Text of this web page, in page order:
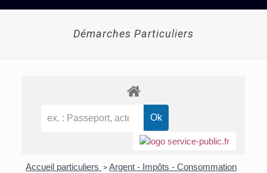
Démarches Particuliers
Accueil particuliers > Argent - Impôts - Consommation